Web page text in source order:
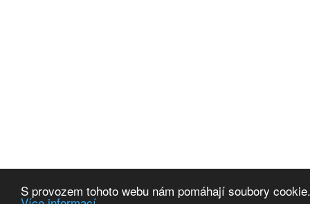
S provozem tohoto webu nám pomáhají soubory